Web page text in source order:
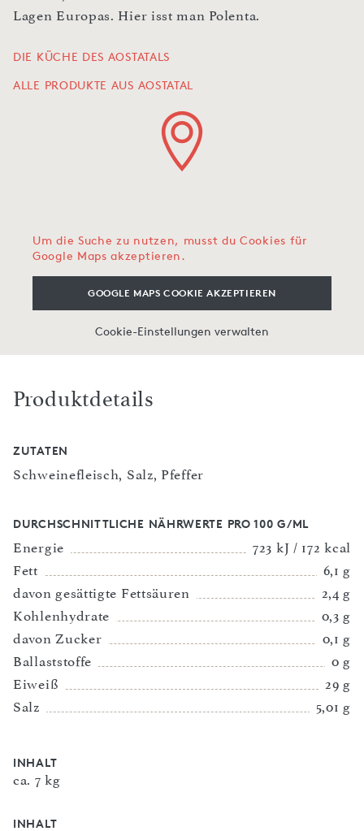
Lagen Europas. Hier isst man Polenta.
DIE KÜCHE DES AOSTATALS
ALLE PRODUKTE AUS AOSTATAL
Um die Suche zu nutzen, musst du Cookies für
Google Maps akzeptieren.
GOOGLE MAPS COOKIE AKZEPTIEREN
Cookie-Einstellungen verwalten
Produktdetails
ZUTATEN
Schweinefleisch, Salz, Pfeffer
DURCHSCHNITTLICHE NÄHRWERTE PRO 100 G/ML
Energie
723 kJ / 172 kcal
Fett
6,1 g
davon gesättigte Fettsäuren
2,4 g
Kohlenhydrate
0,3 g
davon Zucker
0,1 g
Ballaststoffe
0 g
Eiweiß
29 g
Salz
5,01 g
INHALT
ca. 7 kg
INHALT